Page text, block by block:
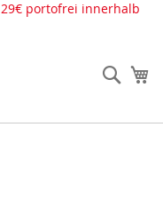
29€ portofrei innerhalb